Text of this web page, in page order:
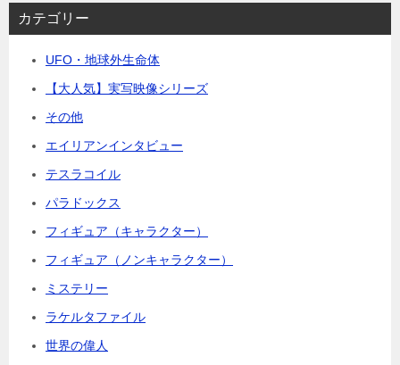
カテゴリー
UFO・地球外生命体
【大人気】実写映像シリーズ
その他
エイリアンインタビュー
テスラコイル
パラドックス
フィギュア（キャラクター）
フィギュア（ノンキャラクター）
ミステリー
ラケルタファイル
世界の偉人